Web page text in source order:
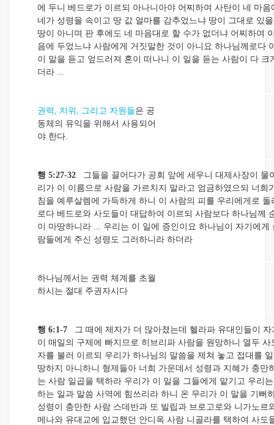
에 두니 베드로가 이르되 아나니아야 어찌하여 사탄이 네 마음
네가 성령을 속이고 땅 값 얼마를 감추었느냐 땅이 그대로 있
땅이 아니며 판 후에도 네 마음대로 할 수가 없더냐 어찌하여
음에 두었느냐 사람에게 거짓말한 것이 아니요 하나님께로다
이 말을 듣고 엎드러져 혼이 떠나니 이 일을 듣는 사람이 다 크
더라 ...
권력, 지위, 그리고 자원들은 공
동체의 유익을 위해서 사용되어
야 한다.
행 5:27-32 그들을 끌어다가 공회 앞에 세우니 대제사장이 물
리가 이 이름으로 사람을 가르치지 말라고 엄금하였으되 너희
침을 예루살렘에 가득하게 하니 이 사람의 피를 우리에게로 돌
로다 베드로와 사도들이 대답하여 이르되 사람보다 하나님께
이 마땅하니라 ... 우리는 이 일에 증인이요 하나님이 자기에게
람들에게 주신 성령도 그러하니라 하더라
하나님께서는 권력 체계를 초월
하시는 절대 주권자시다
행 6:1-7 그 때에 제자가 더 많아졌는데 헬라파 유대인들이 자
이 매일의 구제에 빠지므로 히브리파 사람을 원망하니 열두 사
자를 불러 이르되 우리가 하나님의 말씀을 제쳐 놓고 접대를
땅하지 아니하니 형제들아 너희 가운데서 성령과 지혜가 충만
는 사람 일곱을 택하라 우리가 이 일을 그들에게 맡기고 우리
하는 일과 말씀 사역에 힘쓰리라 하니 온 무리가 이 말을 기뻐
성령이 충만한 사람 스데반과 또 빌립과 브로고로와 니가노르
메나와 유대교에 입교했던 안디옥 사람 니골라를 택하여 사도